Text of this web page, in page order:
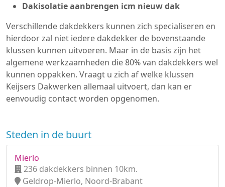
Dakisolatie aanbrengen icm nieuw dak
Verschillende dakdekkers kunnen zich specialiseren en
hierdoor zal niet iedere dakdekker de bovenstaande
klussen kunnen uitvoeren. Maar in de basis zijn het
algemene werkzaamheden die 80% van dakdekkers wel
kunnen oppakken. Vraagt u zich af welke klussen
Keijsers Dakwerken allemaal uitvoert, dan kan er
eenvoudig contact worden opgenomen.
Steden in de buurt
Mierlo
236 dakdekkers binnen 10km.
Geldrop-Mierlo, Noord-Brabant